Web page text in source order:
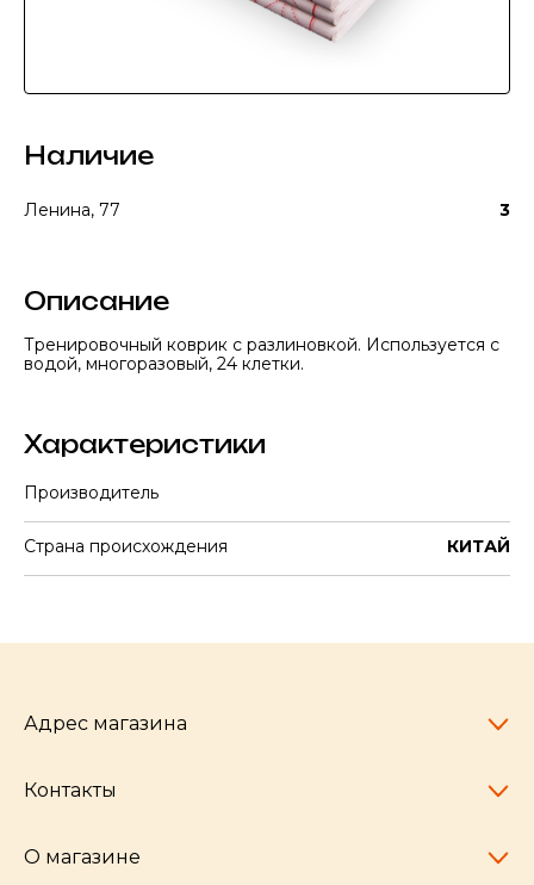
Наличие
Ленина, 77 3
Описание
Тренировочный коврик с разлиновкой. Используется с
водой, многоразовый, 24 клетки.
Характеристики
Производитель
Страна происхождения КИТАЙ
Адрес магазина
Челябинск,
Контакты
pocherkartshop@mail.ru
О магазине